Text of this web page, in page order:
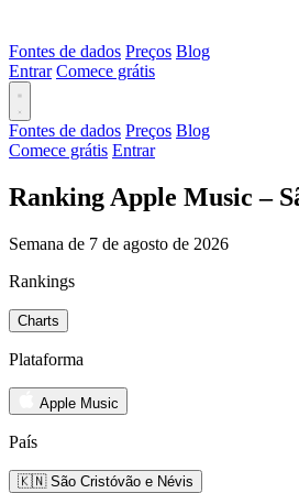
Fontes de dados Preços Blog
Entrar Comece grátis
Fontes de dados Preços Blog
Comece grátis Entrar
Ranking Apple Music –
Semana de 7 de agosto de 2026
Rankings
Charts
Plataforma
Apple Music
País
🇰🇳 São Cristóvão e Névis